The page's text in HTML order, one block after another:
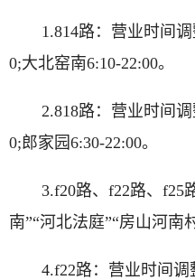
1.814路：营业时间调
0;大北窑南6:10-22:00。
2.818路：营业时间调
0;郎家园6:30-22:00。
3.f20路、f22路、f25路
南”“河北法庭”“房山河南
4.f22路：营业时间调